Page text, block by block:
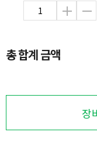
총 합계 금액
장